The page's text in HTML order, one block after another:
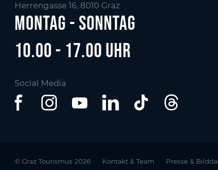
Herrengasse 16, 8010 Graz
Montag - Sonntag
10.00 - 17.00 Uhr
Social Media
© Graz Tourismus 2026 Kontakt & Team Presse &